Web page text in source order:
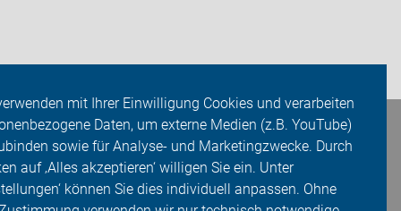
mit Ihrer Einwilligung Cookies und verarbeiten
Daten, um externe Medien (z.B. YouTube)
sowie für Analyse- und Marketingzwecke. Durch
auf ‚Alles akzeptieren‘ willigen Sie ein. Unter
können Sie dies individuell anpassen. Ohne